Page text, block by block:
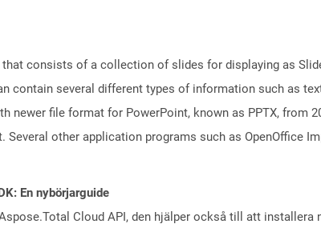
consists of a collection of slides for displaying as
contain several different types of information such as
newer file format for PowerPoint, known as PPTX, from
other application programs such as OpenOffice
En nybörjarguide
Cloud API, den hjälper också till att installera